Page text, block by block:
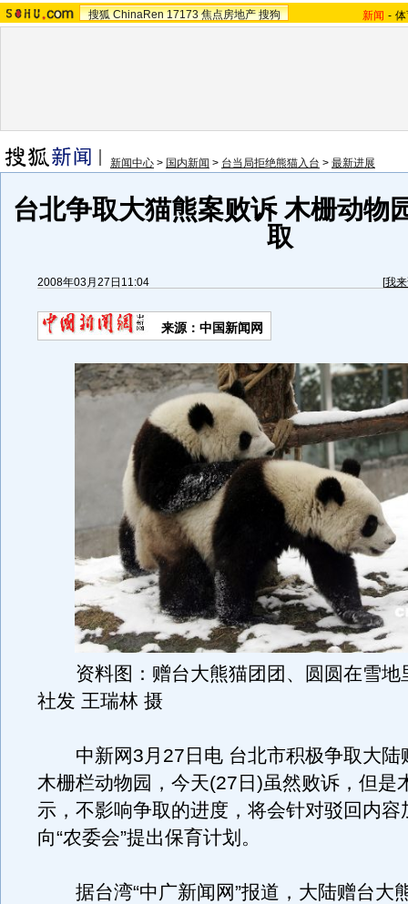
搜狐 ChinaRen 17173 焦点房地产 搜狗 新闻 -
新闻中心 > 国内新闻 > 台当局拒绝熊猫入台 > 最新进展
台北争取大猫熊案败诉 木栅动物
取
2008年03月27日11:04 [我
来源：中国新闻网
资料图：赠台大熊猫团团、圆圆在雪地
社发 王瑞林 摄
中新网3月27日电 台北市积极争取大陆
木栅栏动物园，今天(27日)虽然败诉，但是
示，不影响争取的进度，将会针对驳回内容
向“农委会”提出保育计划。
据台湾“中广新闻网”报道，大陆赠台大